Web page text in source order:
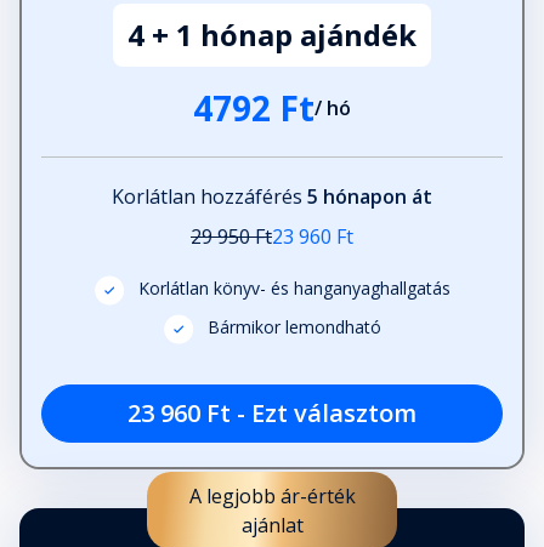
4 + 1 hónap ajándék
4792 Ft/ hó
Korlátlan hozzáférés 5 hónapon át
29 950 Ft23 960 Ft
Korlátlan könyv- és hanganyaghallgatás
Bármikor lemondható
23 960 Ft - Ezt választom
A legjobb ár-érték
ajánlat